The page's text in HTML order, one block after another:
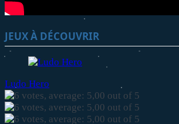
JEUX À DÉCOUVRIR
Ludo Hero